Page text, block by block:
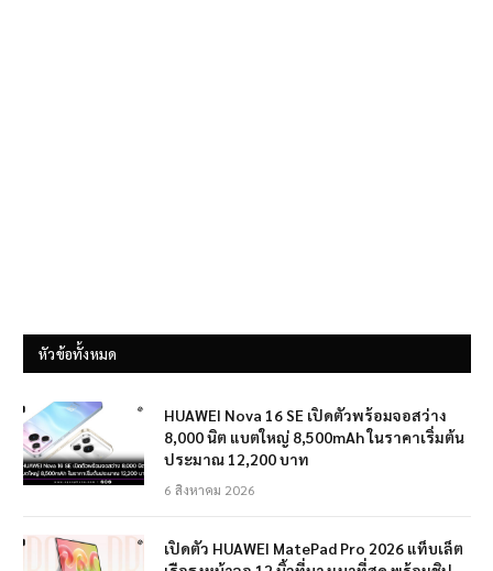
หัวข้อทั้งหมด
HUAWEI Nova 16 SE เปิดตัวพร้อมจอสว่าง
8,000 นิต แบตใหญ่ 8,500mAh ในราคาเริ่มต้น
ประมาณ 12,200 บาท
6 สิงหาคม 2026
เปิดตัว HUAWEI MatePad Pro 2026 แท็บเล็ต